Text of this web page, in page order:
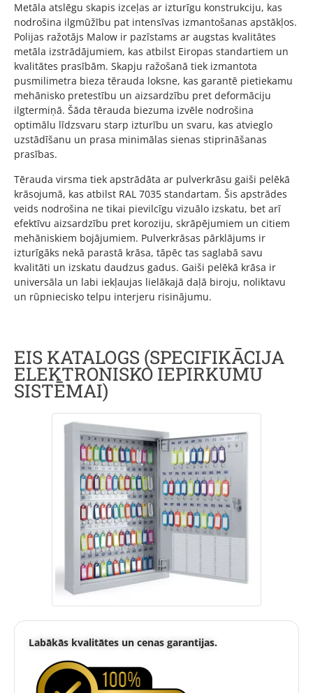
Metāla atslēgu skapis izceļas ar izturīgu konstrukciju, kas
nodrošina ilgmūžību pat intensīvas izmantošanas apstākļos.
Polijas ražotājs Malow ir pazīstams ar augstas kvalitātes
metāla izstrādājumiem, kas atbilst Eiropas standartiem un
kvalitātes prasībām. Skapju ražošanā tiek izmantota
pusmilimetra bieza tērauda loksne, kas garantē pietiekamu
mehānisko pretestību un aizsardzību pret deformāciju
ilgtermiņā. Šāda tērauda biezuma izvēle nodrošina
optimālu līdzsvaru starp izturību un svaru, kas atvieglo
uzstādīšanu un prasa minimālas sienas stiprināšanas
prasības.
Tērauda virsma tiek apstrādāta ar pulverkrāsu gaiši pelēkā
krāsojumā, kas atbilst RAL 7035 standartam. Šis apstrādes
veids nodrošina ne tikai pievilcīgu vizuālo izskatu, bet arī
efektīvu aizsardzību pret koroziju, skrāpējumiem un citiem
mehāniskiem bojājumiem. Pulverkrāsas pārklājums ir
izturīgāks nekā parastā krāsa, tāpēc tas saglabā savu
kvalitāti un izskatu daudzus gadus. Gaiši pelēkā krāsa ir
universāla un labi iekļaujas lielākajā daļā biroju, noliktavu
un rūpniecisko telpu interjeru risinājumu.
EIS KATALOGS (SPECIFIKĀCIJA
ELEKTRONISKO IEPIRKUMU
SISTĒMAI)
Labākās kvalitātes un cenas garantijas.